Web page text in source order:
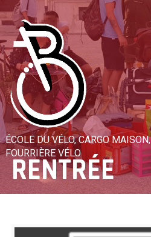
Skip
to
content
ÉCOLE DU VÉLO, CARGO MAISON,
FOURRIÈRE VÉLO
RENTRÉE